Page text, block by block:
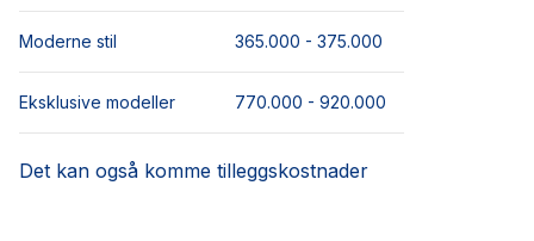
Moderne stil 365.000 - 375.000
Eksklusive modeller 770.000 - 920.000
Det kan også komme tilleggskostnader